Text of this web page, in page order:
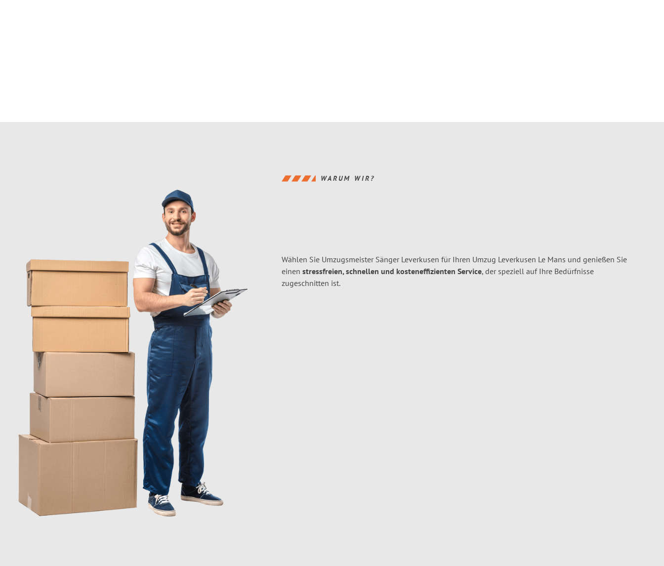
WARUM WIR?
Wählen Sie Umzugsmeister Sänger Leverkusen für Ihren Umzug Leverkusen Le Mans und genießen Sie
einen stressfreien, schnellen und kosteneffizienten Service, der speziell auf Ihre Bedürfnisse
zugeschnitten ist.